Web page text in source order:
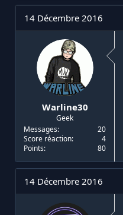
14 Décembre 2016
Warline30
Geek
Messages
20
Score réaction
4
Points
80
14 Décembre 2016